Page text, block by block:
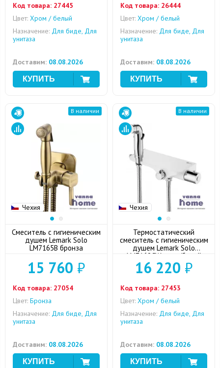
Код товара: 27445
Цвет: Хром / белый
Назначение: Для биде, Для
унитаза
Доставим: 08.08.2026
Код товара: 26444
Цвет: Хром / белый
Назначение: Для биде, Для
унитаза
Доставим: 08.08.2026
Чехия
В наличии
Смеситель с гигиеническим
душем Lemark Solo
LM7165B бронза
15 760 ₽
Код товара: 27054
Цвет: Бронза
Назначение: Для биде, Для
унитаза
Доставим: 08.08.2026
Чехия
В наличии
Термостатический
смеситель с гигиеническим
душем Lemark Solo
LM7169CW хром/белый
16 220 ₽
Код товара: 27453
Цвет: Хром / белый
Назначение: Для биде, Для
унитаза
Доставим: 08.08.2026